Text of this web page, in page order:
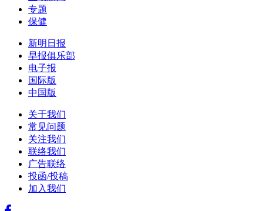
专题
保健
新明日报
早报俱乐部
电子报
国际版
中国版
关于我们
常见问题
关注我们
联络我们
广告联络
投函/投稿
加入我们